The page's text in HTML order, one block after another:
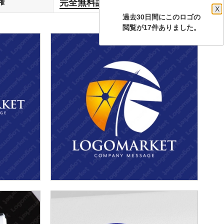
過去30日間にこのロゴの
X
閲覧が17件ありました。